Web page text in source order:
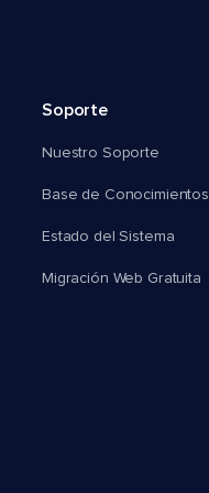
Soporte
Nuestro Soporte
Base de Conocimientos
Estado del Sistema
Migración Web Gratuita